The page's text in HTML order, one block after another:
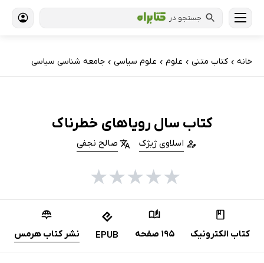
جستجو در
خانه › کتاب‌ متنی › علوم › علوم سیاسی › جامعه شناسی سیاسی
کتاب سال رویاهای خطرناک
اسلاوی ژیژک صالح نجفی
★
★
★
★
★
کتاب الکترونیک 195 صفحه EPUB نشر کتاب هرمس